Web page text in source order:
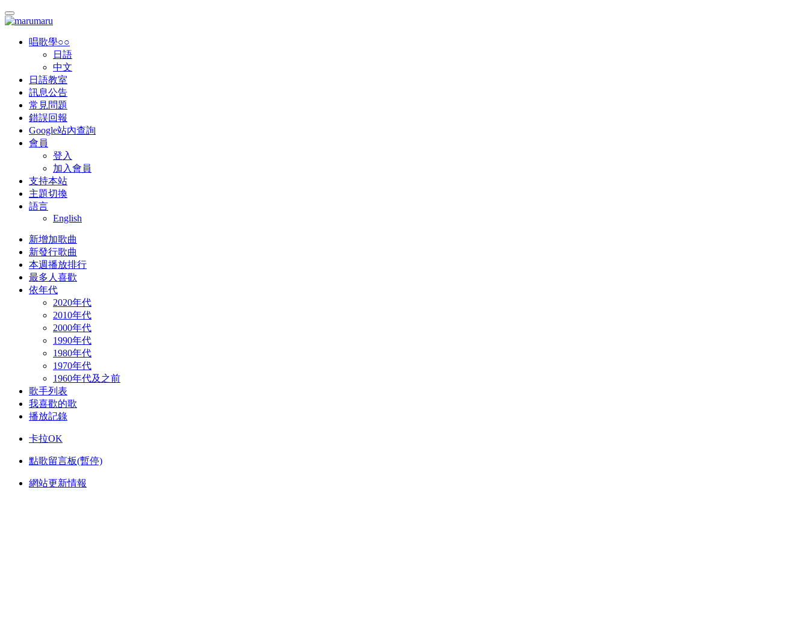
唱歌學○○
日語
中文
日語教室
訊息公告
常見問題
錯誤回報
Google站內查詢
會員
登入
加入會員
支持本站
主題切換
語言
English
新增加歌曲
新發行歌曲
本週播放排行
最多人喜歡
依年代
2020年代
2010年代
2000年代
1990年代
1980年代
1970年代
1960年代及之前
歌手列表
我喜歡的歌
播放記錄
卡拉OK
點歌留言板(暫停)
網站更新情報